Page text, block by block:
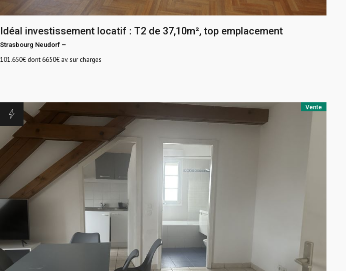
Idéal investissement locatif : T2 de 37,10m², top emplacement
Strasbourg Neudorf –
101.650€ dont 6650€ av. sur charges
Vente